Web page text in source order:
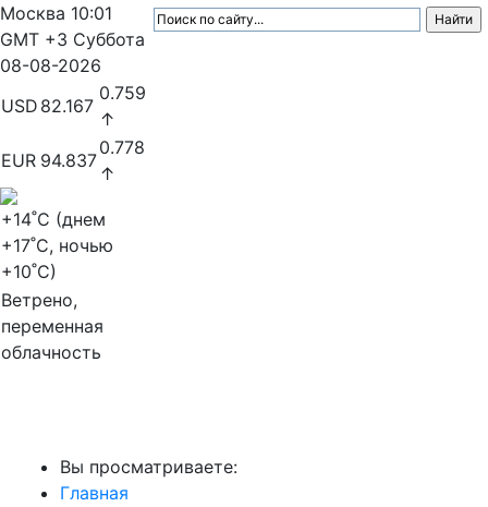
Москва 10:01
GMT +3 Суббота
08-08-2026
USD 82.167
0.759
↑
EUR 94.837
0.778
↑
+14˚C (днем
+17˚C, ночью
+10˚C)
Ветрено,
переменная
облачность
Вы просматриваете:
Главная